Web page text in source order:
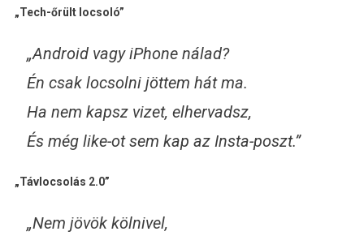
„Tech-őrült locsoló”
„Android vagy iPhone nálad?
Én csak locsolni jöttem hát ma.
Ha nem kapsz vizet, elhervadsz,
És még like-ot sem kap az Insta-poszt.”
„Távlocsolás 2.0”
„Nem jövök kölnivel,